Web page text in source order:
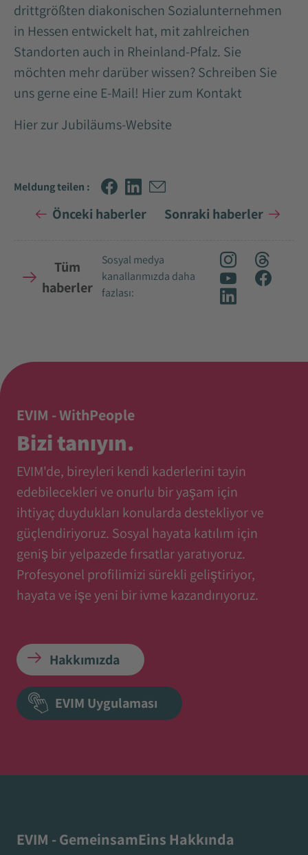
drittgrößten diakonischen Sozialunternehmen
in Hessen entwickelt hat, mit zahlreichen
Standorten auch in Rheinland-Pfalz. Sie
möchten mehr darüber wissen? Schreiben Sie
uns gerne eine E-Mail! Hier zum Kontakt
Hier zur Jubiläums-Website
Meldung teilen :
Önceki haberler Sonraki haberler
Tüm
haberler
Sosyal medya
kanallarımızda daha
fazlası:
EVIM - WithPeople
Bizi tanıyın.
EVIM'de, bireyleri kendi kaderlerini tayin
edebilecekleri ve onurlu bir yaşam için
ihtiyaç duydukları konularda destekliyor ve
güçlendiriyoruz. Sosyal hayata katılım için
geniş bir yelpazede fırsatlar yaratıyoruz.
Profesyonel profilimizi sürekli geliştiriyor,
hayata ve işe yeni bir ivme kazandırıyoruz.
Hakkımızda
EVIM Uygulaması
EVIM - GemeinsamEins Hakkında